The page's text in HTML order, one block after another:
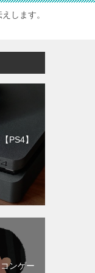
します。
PS4】
ンゲー